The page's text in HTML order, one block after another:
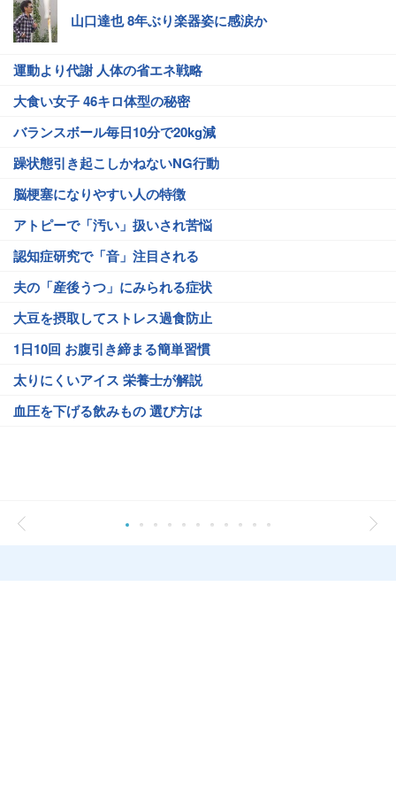
山口達也 8年ぶり楽器姿に感涙か
運動より代謝 人体の省エネ戦略
大食い女子 46キロ体型の秘密
バランスボール毎日10分で20kg減
躁状態引き起こしかねないNG行動
脳梗塞になりやすい人の特徴
アトピーで「汚い」扱いされ苦悩
認知症研究で「音」注目される
夫の「産後うつ」にみられる症状
大豆を摂取してストレス過食防止
1日10回 お腹引き締まる簡単習慣
太りにくいアイス 栄養士が解説
血圧を下げる飲みもの 選び方は